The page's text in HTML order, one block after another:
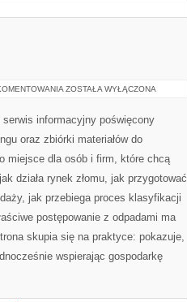
STATYSTYKI
ZOSTAŁA WYŁĄCZONA
informacyjny poświęcony
oraz zbiórki materiałów do
miejsce dla osób i firm, które chcą
działa rynek złomu, jak przygotować
jak przebiega proces klasyfikacji
postępowanie z odpadami ma
skupia się na praktyce: pokazuje,
wspierając gospodarkę